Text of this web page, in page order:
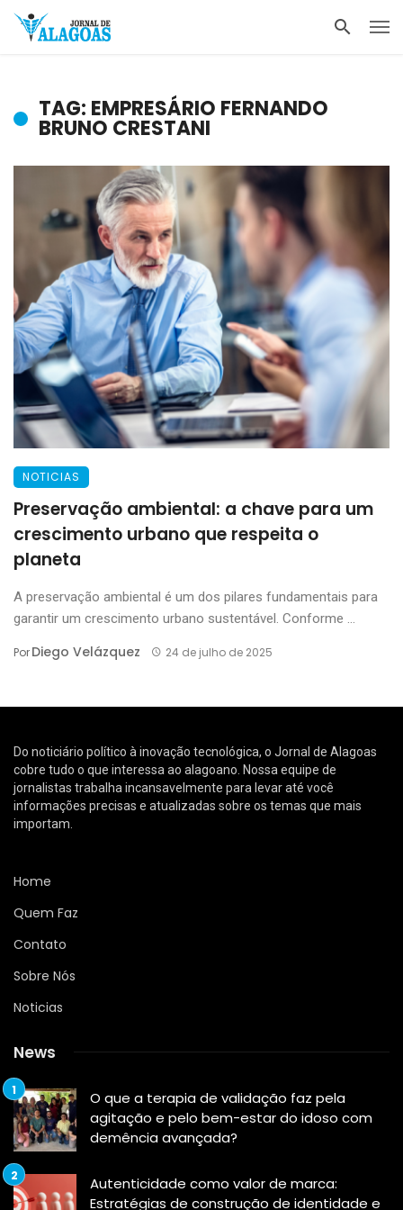
TAG: EMPRESÁRIO FERNANDO
BRUNO CRESTANI
NOTICIAS
Preservação ambiental: a chave para um
crescimento urbano que respeita o
planeta
A preservação ambiental é um dos pilares fundamentais para
garantir um crescimento urbano sustentável. Conforme ...
PorDiego Velázquez 24 de julho de 2025
Do noticiário político à inovação tecnológica, o Jornal de Alagoas
cobre tudo o que interessa ao alagoano. Nossa equipe de
jornalistas trabalha incansavelmente para levar até você
informações precisas e atualizadas sobre os temas que mais
importam.
Home
Quem Faz
Contato
Sobre Nós
Noticias
News
O que a terapia de validação faz pela
agitação e pelo bem-estar do idoso com
demência avançada?
Autenticidade como valor de marca:
Estratégias de construção de identidade e